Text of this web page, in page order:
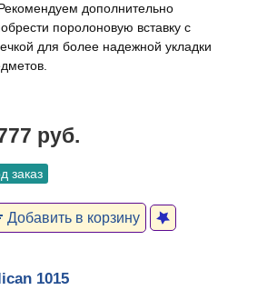
дополнительно
поролоновую вставку с
для более надежной укладки
руб.
заказ
Добавить в корзину
1015